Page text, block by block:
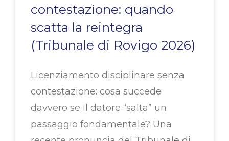
contestazione: quando
scatta la reintegra
(Tribunale di Rovigo 2026)
Licenziamento disciplinare senza
contestazione: cosa succede
davvero se il datore “salta” un
passaggio fondamentale? Una